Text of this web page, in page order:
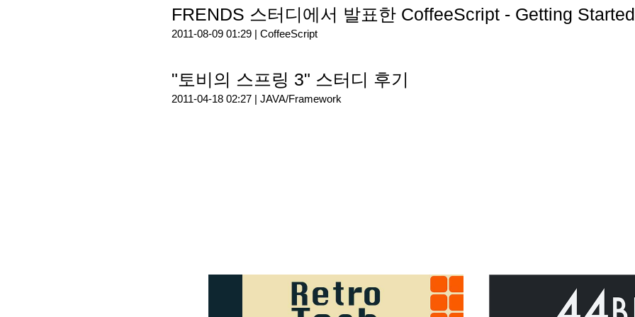
FRENDS 스터디에서 발표한 CoffeeScript - Getting
2011-08-09 01:29 | CoffeeScript
"토비의 스프링 3" 스터디 후기
2011-04-18 02:27 | JAVA/Framework